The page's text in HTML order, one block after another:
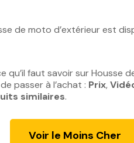
de moto d’extérieur est
qu’il faut savoir sur Housse
passer à l’achat : Prix,
similaires.
Voir le Moins Cher